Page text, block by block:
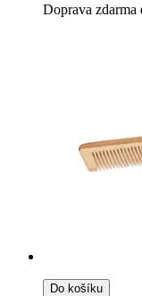
Doprava zdarma
Do košíku